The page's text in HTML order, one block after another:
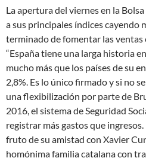
La apertura del viernes en la
a sus principales índices cayendo
terminado de fomentar las ventas
“España tiene una larga historia
mucho más que los países de su
2,8%. Es lo único firmado y si no
una flexibilización por parte de
2016, el sistema de Seguridad
registrar más gastos que
fruto de su amistad con Xavier
homónima familia catalana con